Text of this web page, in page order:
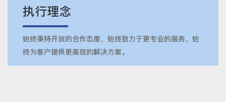
执行理念
始终秉持开放的合作态度、始终致力于更专业的服务、始
终为客户提供更高效的解决方案。